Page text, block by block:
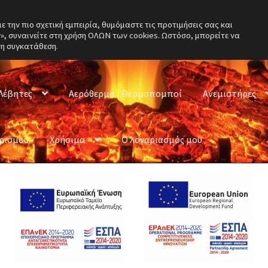
Αερόθερμα | Θερμοπομποί Ανεμιστήρες
Χρήσιμα Ο λογαριασμός μου
πιο σχετική εμπειρία, θυμόμαστε τις προτιμήσεις σας και
συναινείτε στη χρήση ΟΛΩΝ των cookies. Ωστόσο, μπορείτε να
συγκατάθεση.